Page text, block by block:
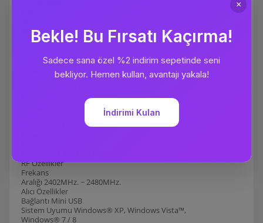
Q - Türkçe Multimedia
Tuş Sayısı 104 Standart, 10 Multimedia
Giriş Gücü 1.5V
Batarya 1 x AA 1.5V Pil
Renk Siyah
Duyarlılık 1000/1600DPI
RF Özellikler
Frekans
Aralığı 2402MHz. ~ 2480MHz.
Alıcı Özellikler
Bağlantı Mini USB
Sistem Uyumu Windows® XP, Windows Vista™,
Windows® 7 / 8